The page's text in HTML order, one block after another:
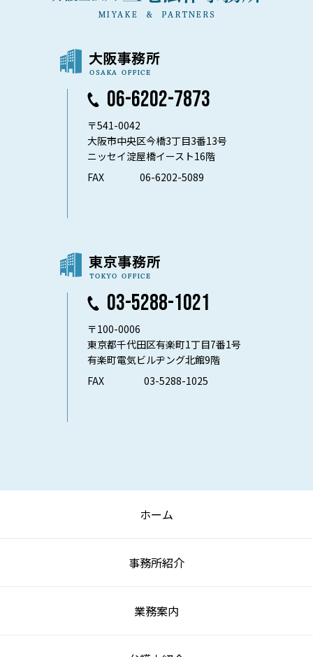
06-6202-7873
〒541-0042
大阪市中央区今橋3丁目3番13号
ニッセイ淀屋橋イースト16階
FAX
06-6202-5089
03-5288-1021
〒100-0006
東京都千代田区有楽町1丁目7番1号
有楽町電気ビルヂング北館9階
FAX
03-5288-1025
ホーム
事務所紹介
業務案内